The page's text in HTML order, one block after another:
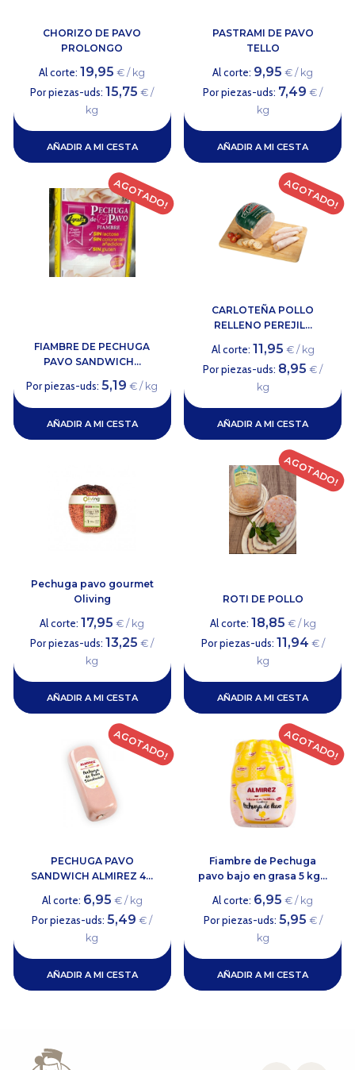
CHORIZO DE PAVO
PROLONGO
Al corte:19,95 € / kg
Por piezas-uds:15,75 € /
kg
AÑADIR A MI CESTA
PASTRAMI DE PAVO
TELLO
Al corte: 9,95 € / kg
Por piezas-uds: 7,49 € /
kg
AÑADIR A MI CESTA
FIAMBRE DE PECHUGA
PAVO SANDWICH...
Por piezas-uds:5,19 € / kg
AÑADIR A MI CESTA
AGOTADO!
CARLOTEÑA POLLO
RELLENO PEREJIL...
Al corte: 11,95 € / kg
Por piezas-uds: 8,95 € /
kg
AÑADIR A MI CESTA
AGOTADO!
Pechuga pavo gourmet
Oliving
Al corte:17,95 € / kg
Por piezas-uds:13,25 € /
kg
AÑADIR A MI CESTA
ROTI DE POLLO
Al corte: 18,85 € / kg
Por piezas-uds: 11,94 € /
kg
AÑADIR A MI CESTA
AGOTADO!
PECHUGA PAVO
SANDWICH ALMIREZ 4...
Al corte: 6,95 € / kg
Por piezas-uds:5,49 € /
kg
AÑADIR A MI CESTA
AGOTADO!
Fiambre de Pechuga
pavo bajo en grasa 5 kg...
Al corte: 6,95 € / kg
Por piezas-uds: 5,95 € /
kg
AÑADIR A MI CESTA
AGOTADO!